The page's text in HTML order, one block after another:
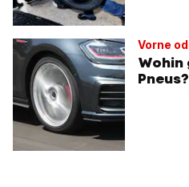
Vorne
Wohin
Pneus?